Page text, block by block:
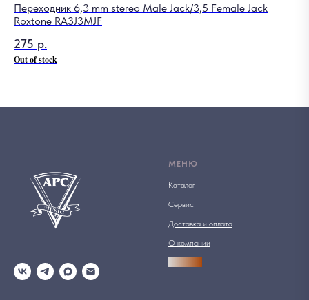
Переходник 6,3 mm stereo Male Jack/3,5 Female Jack
Roxtone RA3J3MJF
275 р.
Out of stock
МЕНЮ
Каталог
Сервис
Доставка и оплата
О компании